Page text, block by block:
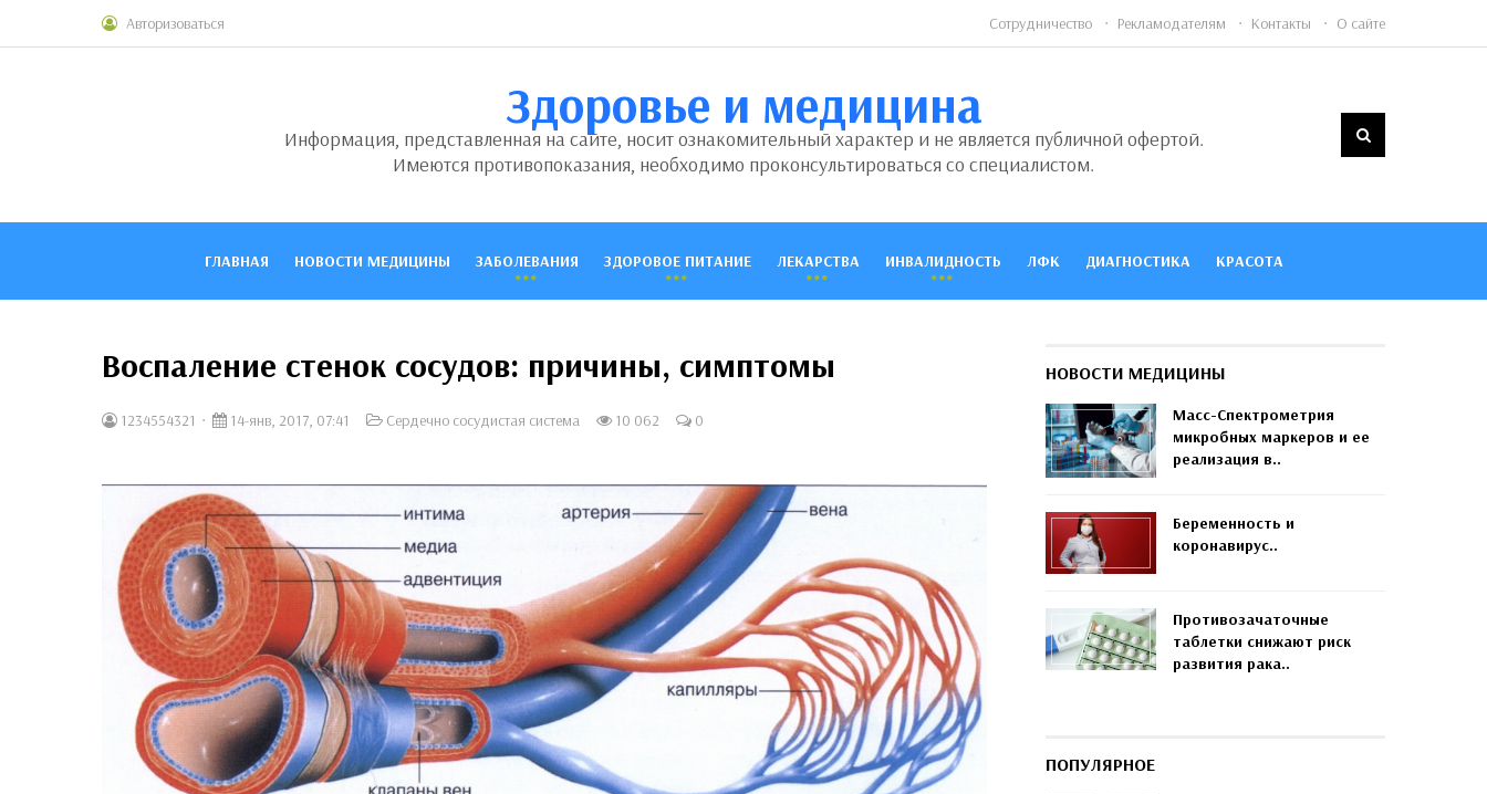
Авторизоваться Сотрудничество Рекламодателям Контакты О сайте
Здоровье и медицина
Информация, представленная на сайте, носит ознакомительный характер и не является публичной офертой.
Имеются противопоказания, необходимо проконсультироваться со специалистом.
ГЛАВНАЯ НОВОСТИ МЕДИЦИНЫ ЗАБОЛЕВАНИЯ ЗДОРОВОЕ ПИТАНИЕ ЛЕКАРСТВА ИНВАЛИДНОСТЬ ЛФК ДИАГНОСТИКА КРАСОТА
Воспаление стенок сосудов: причины, симптомы
1234554321 14-янв, 2017, 07:41 Сердечно сосудистая система 10 062 0
НОВОСТИ МЕДИЦИНЫ
Масс-Спектрометрия
микробных маркеров и ее
реализация в..
Беременность и
коронавирус..
Противозачаточные
таблетки снижают риск
развития рака..
ПОПУЛЯРНОЕ